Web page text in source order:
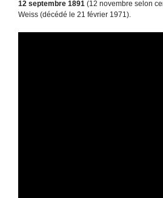
12 septembre 1891 (12 novembre selon
Weiss (décédé le 21 février 1971).